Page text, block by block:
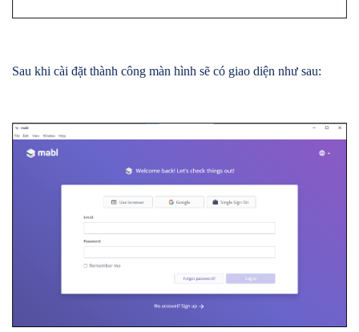
Sau khi cài đặt thành công màn hình sẽ có giao diện như sau: